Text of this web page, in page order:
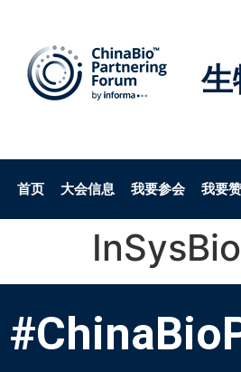
生
首页 大会信息 我要参会 我要
InSysBio